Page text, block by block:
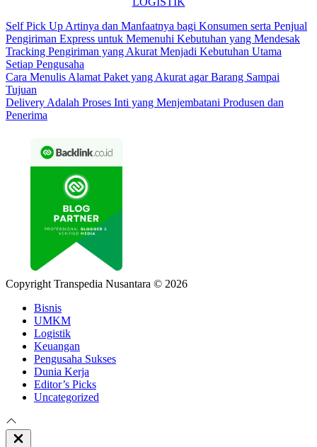
Self Pick Up Artinya dan Manfaatnya bagi Konsumen serta Penjual
Pengiriman Express untuk Memenuhi Kebutuhan yang Mendesak
Tracking Pengiriman yang Akurat Menjadi Kebutuhan Utama
Setiap Pengusaha
Cara Menulis Alamat Paket yang Akurat agar Barang Sampai
Tujuan
Delivery Adalah Proses Inti yang Menjembatani Produsen dan
Penerima
Copyright Transpedia Nusantara © 2026
Bisnis
UMKM
Logistik
Keuangan
Pengusaha Sukses
Dunia Kerja
Editor’s Picks
Uncategorized
Close